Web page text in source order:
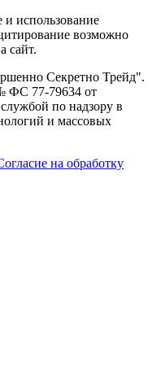
использование
возможно
сайт.
Секретно Трейд".
ФС 77-79634 от
по надзору в
и массовых
на обработку